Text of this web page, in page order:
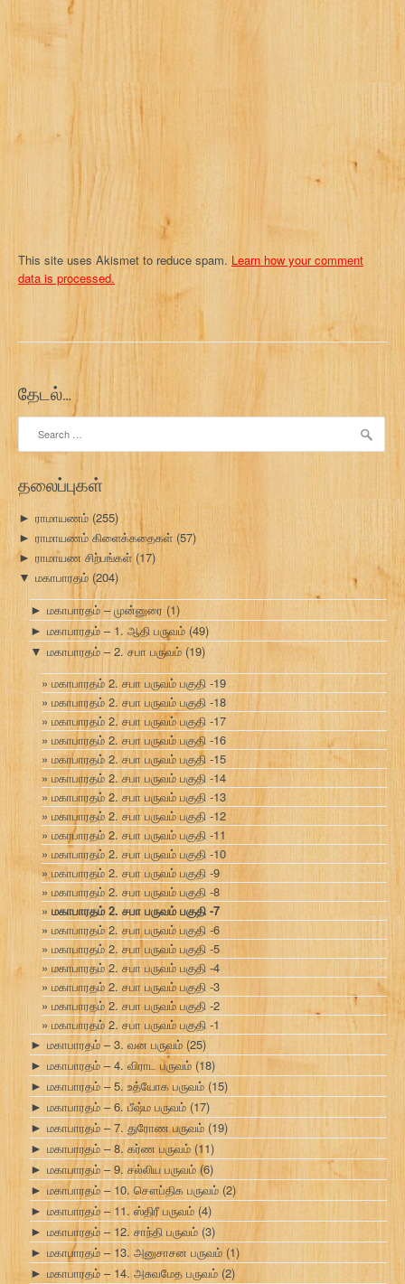
i
n
This site uses Akismet to reduce spam. Learn how your comment
data is processed.
தேடல்…
தலைப்புகள்
► ராமாயணம் (255)
► ராமாயணம் கிளைக்கதைகள் (57)
► ராமாயண சிற்பங்கள் (17)
▼ மகாபாரதம் (204)
► மகாபாரதம் – முன்னுரை (1)
► மகாபாரதம் – 1. ஆதி பருவம் (49)
▼ மகாபாரதம் – 2. சபா பருவம் (19)
மகாபாரதம் 2. சபா பருவம் பகுதி -19
மகாபாரதம் 2. சபா பருவம் பகுதி -18
மகாபாரதம் 2. சபா பருவம் பகுதி -17
மகாபாரதம் 2. சபா பருவம் பகுதி -16
மகாபாரதம் 2. சபா பருவம் பகுதி -15
மகாபாரதம் 2. சபா பருவம் பகுதி -14
மகாபாரதம் 2. சபா பருவம் பகுதி -13
மகாபாரதம் 2. சபா பருவம் பகுதி -12
மகாபாரதம் 2. சபா பருவம் பகுதி -11
மகாபாரதம் 2. சபா பருவம் பகுதி -10
மகாபாரதம் 2. சபா பருவம் பகுதி -9
மகாபாரதம் 2. சபா பருவம் பகுதி -8
மகாபாரதம் 2. சபா பருவம் பகுதி -7
மகாபாரதம் 2. சபா பருவம் பகுதி -6
மகாபாரதம் 2. சபா பருவம் பகுதி -5
மகாபாரதம் 2. சபா பருவம் பகுதி -4
மகாபாரதம் 2. சபா பருவம் பகுதி -3
மகாபாரதம் 2. சபா பருவம் பகுதி -2
மகாபாரதம் 2. சபா பருவம் பகுதி -1
► மகாபாரதம் – 3. வன பருவம் (25)
► மகாபாரதம் – 4. விராட பருவம் (18)
► மகாபாரதம் – 5. உத்யோக பருவம் (15)
► மகாபாரதம் – 6. பீஷ்ம பருவம் (17)
► மகாபாரதம் – 7. துரோண பருவம் (19)
► மகாபாரதம் – 8. கர்ண பருவம் (11)
► மகாபாரதம் – 9. சல்லிய பருவம் (6)
► மகாபாரதம் – 10. சௌப்திக பருவம் (2)
► மகாபாரதம் – 11. ஸ்திரீ பருவம் (4)
► மகாபாரதம் – 12. சாந்தி பருவம் (3)
► மகாபாரதம் – 13. அனுசாசன பருவம் (1)
► மகாபாரதம் – 14. அசுவமேத பருவம் (2)